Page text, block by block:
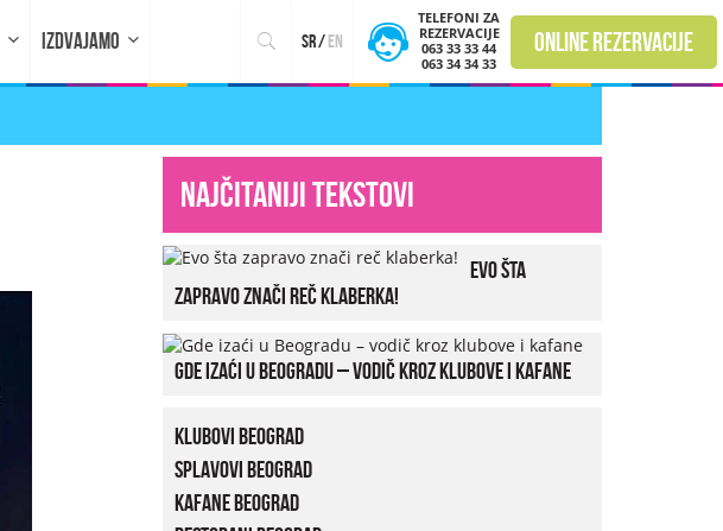
IZDVAJAMO sr/en
TELEFONI ZA
REZERVACIJE
063 33 33 44
063 34 34 33
online rezervacije
Najčitaniji tekstovi
Evo šta
zapravo znači reč klaberka!
Gde izaći u Beogradu – vodič kroz klubove i kafane
Klubovi Beograd
Splavovi Beograd
Kafane Beograd